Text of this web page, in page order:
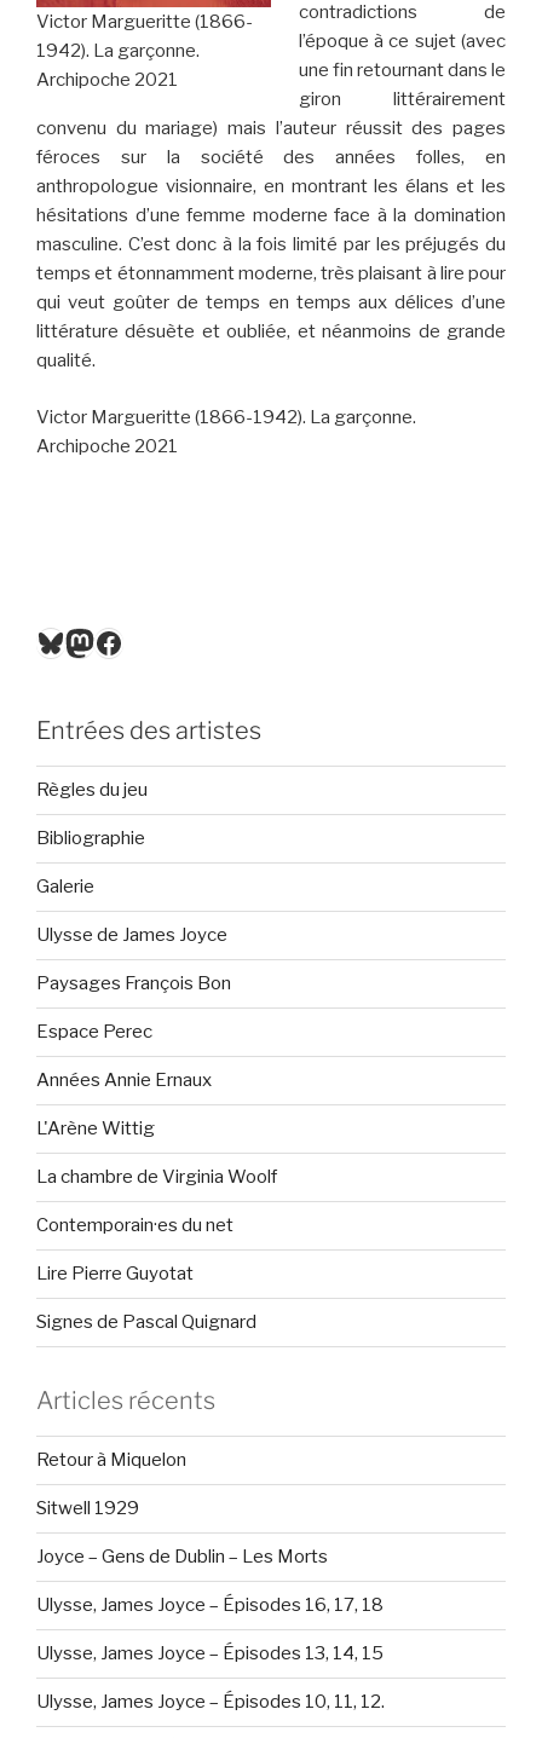
Victor Margueritte (1866-
1942). La garçonne.
Archipoche 2021
contradictions de
l’époque à ce sujet (avec
une fin retournant dans le
giron littérairement
convenu du mariage) mais l’auteur réussit des pages
féroces sur la société des années folles, en
anthropologue visionnaire, en montrant les élans et les
hésitations d’une femme moderne face à la domination
masculine. C’est donc à la fois limité par les préjugés du
temps et étonnamment moderne, très plaisant à lire pour
qui veut goûter de temps en temps aux délices d’une
littérature désuète et oubliée, et néanmoins de grande
qualité.
Victor Margueritte (1866-1942). La garçonne.
Archipoche 2021
Bluesky
Mastodon
Facebook
Entrées des artistes
Règles du jeu
Bibliographie
Galerie
Ulysse de James Joyce
Paysages François Bon
Espace Perec
Années Annie Ernaux
L'Arène Wittig
La chambre de Virginia Woolf
Contemporain·es du net
Lire Pierre Guyotat
Signes de Pascal Quignard
Articles récents
Retour à Miquelon
Sitwell 1929
Joyce – Gens de Dublin – Les Morts
Ulysse, James Joyce – Épisodes 16, 17, 18
Ulysse, James Joyce – Épisodes 13, 14, 15
Ulysse, James Joyce – Épisodes 10, 11, 12.